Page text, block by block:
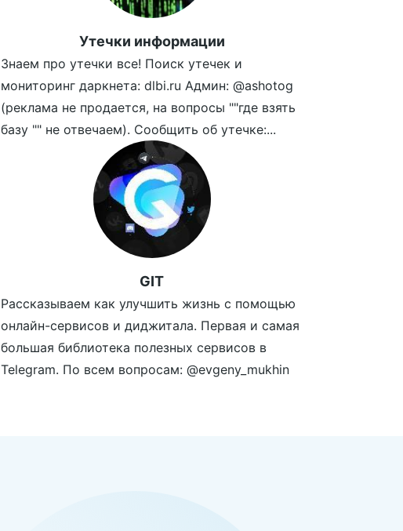
Утечки информации
Знаем про утечки все! Поиск утечек и
мониторинг даркнета: dlbi.ru Админ: @ashotog
(реклама не продается, на вопросы ""где взять
базу "" не отвечаем). Сообщить об утечке:...
GIT
Рассказываем как улучшить жизнь с помощью
онлайн-сервисов и диджитала. Первая и самая
большая библиотека полезных сервисов в
Telegram. По всем вопросам: @evgeny_mukhin